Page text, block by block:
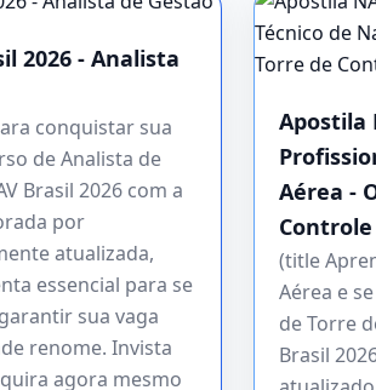
2026 - Analista
conquistar sua
de Analista de
Brasil 2026 com a
por
atualizada,
essencial para se
sua vaga
renome. Invista
agora mesmo
Apostila
Aérea -
Controle
(title
Aérea e
de Torre
Brasil